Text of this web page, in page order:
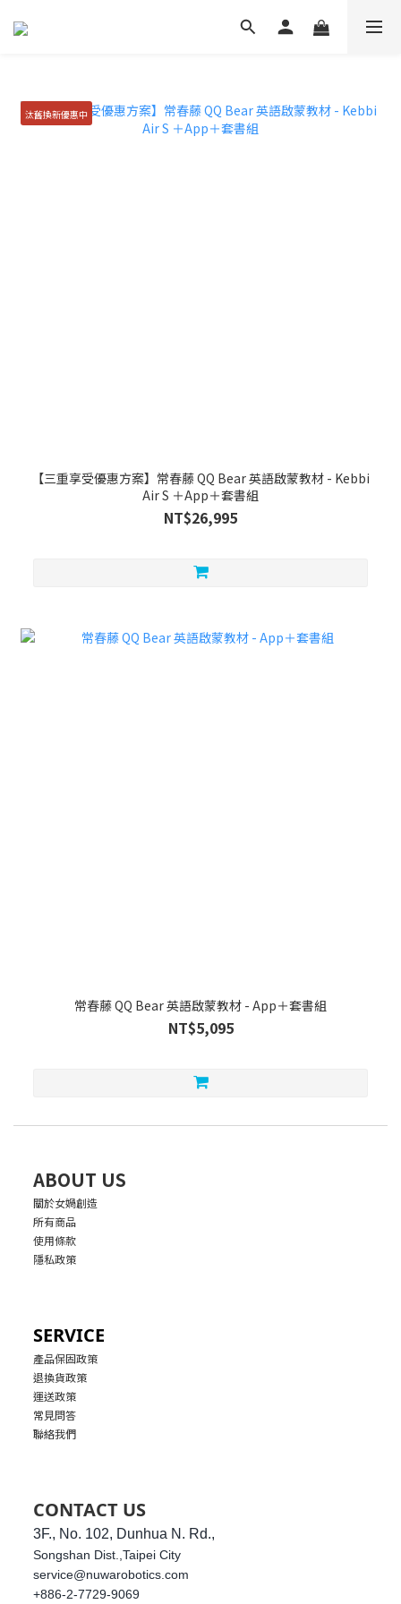
汰舊換新優惠中
【三重享受優惠方案】常春藤 QQ Bear 英語啟蒙教材 - Kebbi
Air S ＋App＋套書組
NT$26,995
常春藤 QQ Bear 英語啟蒙教材 - App＋套書組
NT$5,095
ABOUT US
關於女媧創造
所有商品
使用條款
隱私政策
SERVICE
產品保固政策
退換貨政策
運送政策
常見問答
聯絡我們
CONTACT US
3F., No. 102, Dunhua N. Rd.,
Songshan Dist.,Taipei City
service@nuwarobotics.com
+886-2-7729-9069